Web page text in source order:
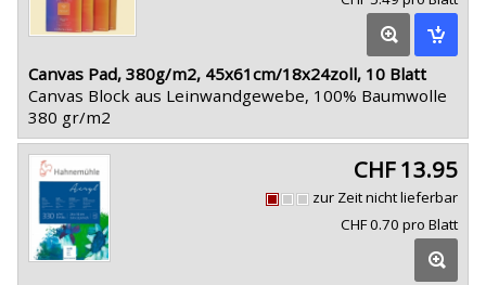
Canvas Pad, 380g/m2, 45x61cm/18x24zoll, 10 Blatt
Canvas Block aus Leinwandgewebe, 100% Baumwolle
380 gr/m2
CHF 13.95
zur Zeit nicht lieferbar
CHF 0.70 pro Blatt